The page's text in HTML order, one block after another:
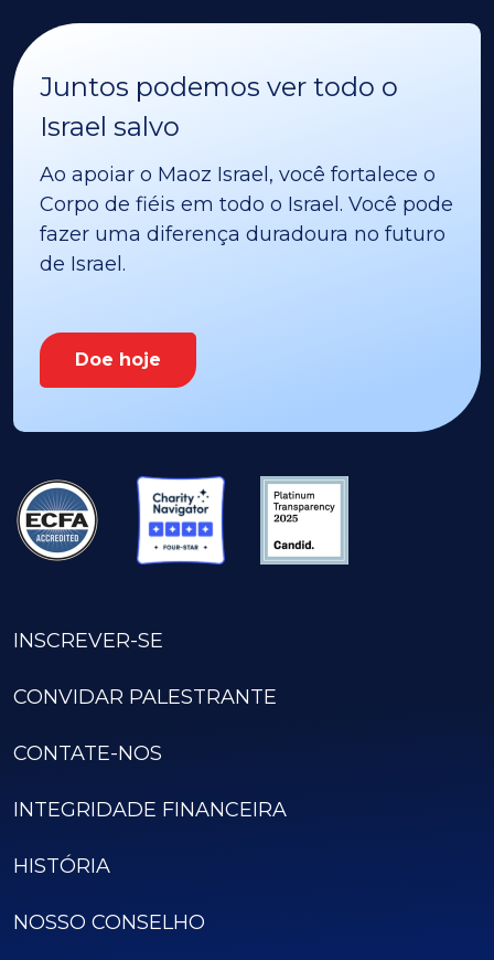
Juntos podemos ver todo o
Israel salvo
Ao apoiar o Maoz Israel, você fortalece o
Corpo de fiéis em todo o Israel. Você pode
fazer uma diferença duradoura no futuro
de Israel.
Doe hoje
INSCREVER-SE
CONVIDAR PALESTRANTE
CONTATE-NOS
INTEGRIDADE FINANCEIRA
HISTÓRIA
NOSSO CONSELHO